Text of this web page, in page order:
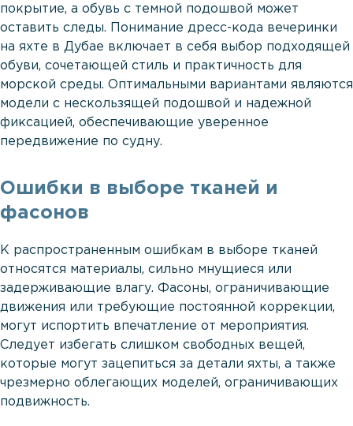
покрытие, а обувь с темной подошвой может
оставить следы. Понимание дресс-кода вечеринки
на яхте в Дубае включает в себя выбор подходящей
обуви, сочетающей стиль и практичность для
морской среды. Оптимальными вариантами являются
модели с нескользящей подошвой и надежной
фиксацией, обеспечивающие уверенное
передвижение по судну.
Ошибки в выборе тканей и
фасонов
К распространенным ошибкам в выборе тканей
относятся материалы, сильно мнущиеся или
задерживающие влагу. Фасоны, ограничивающие
движения или требующие постоянной коррекции,
могут испортить впечатление от мероприятия.
Следует избегать слишком свободных вещей,
которые могут зацепиться за детали яхты, а также
чрезмерно облегающих моделей, ограничивающих
подвижность.